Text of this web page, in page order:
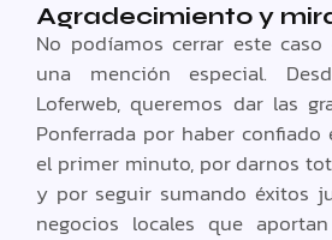
Agradecimiento y
No podíamos cerrar este
una mención especial.
Loferweb, queremos dar las
Ponferrada por haber
el primer minuto, por darnos
y por seguir sumando éxitos
negocios locales que